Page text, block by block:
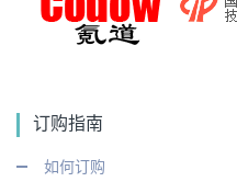
订购指南
如何订购